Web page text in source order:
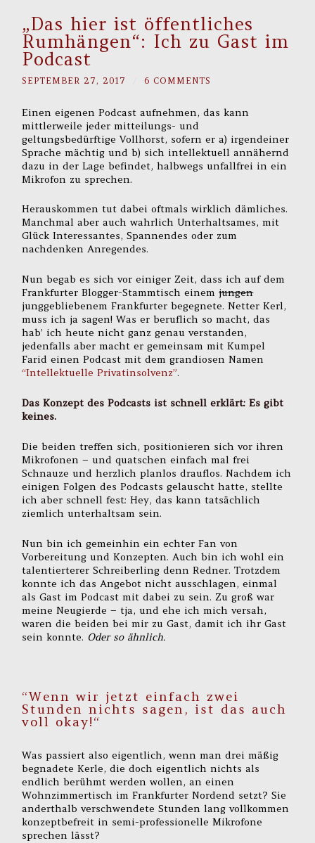
„Das hier ist öffentliches
Rumhängen“: Ich zu Gast im
Podcast
SEPTEMBER 27, 2017 6 COMMENTS
Einen eigenen Podcast aufnehmen, das kann
mittlerweile jeder mitteilungs- und
geltungsbedürftige Vollhorst, sofern er a) irgendeiner
Sprache mächtig und b) sich intellektuell annähernd
dazu in der Lage befindet, halbwegs unfallfrei in ein
Mikrofon zu sprechen.
Herauskommen tut dabei oftmals wirklich dämliches.
Manchmal aber auch wahrlich Unterhaltsames, mit
Glück Interessantes, Spannendes oder zum
nachdenken Anregendes.
Nun begab es sich vor einiger Zeit, dass ich auf dem
Frankfurter Blogger-Stammtisch einemjungen
junggebliebenem Frankfurter begegnete. Netter Kerl,
muss ich ja sagen! Was er beruflich so macht, das
hab’ ich heute nicht ganz genau verstanden,
jedenfalls aber macht er gemeinsam mit Kumpel
Farid einen Podcast mit dem grandiosen Namen
“Intellektuelle Privatinsolvenz”.
Das Konzept des Podcasts ist schnell erklärt: Es gibt
keines.
Die beiden treffen sich, positionieren sich vor ihren
Mikrofonen – und quatschen einfach mal frei
Schnauze und herzlich planlos drauflos. Nachdem ich
einigen Folgen des Podcasts gelauscht hatte, stellte
ich aber schnell fest: Hey, das kann tatsächlich
ziemlich unterhaltsam sein.
Nun bin ich gemeinhin ein echter Fan von
Vorbereitung und Konzepten. Auch bin ich wohl ein
talentierterer Schreiberling denn Redner. Trotzdem
konnte ich das Angebot nicht ausschlagen, einmal
als Gast im Podcast mit dabei zu sein. Zu groß war
meine Neugierde – tja, und ehe ich mich versah,
waren die beiden bei mir zu Gast, damit ich ihr Gast
sein konnte. Oder so ähnlich.
“Wenn wir jetzt einfach zwei
Stunden nichts sagen, ist das auch
voll okay!“
Was passiert also eigentlich, wenn man drei mäßig
begnadete Kerle, die doch eigentlich nichts als
endlich berühmt werden wollen, an einen
Wohnzimmertisch im Frankfurter Nordend setzt? Sie
anderthalb verschwendete Stunden lang vollkommen
konzeptbefreit in semi-professionelle Mikrofone
sprechen lässt?